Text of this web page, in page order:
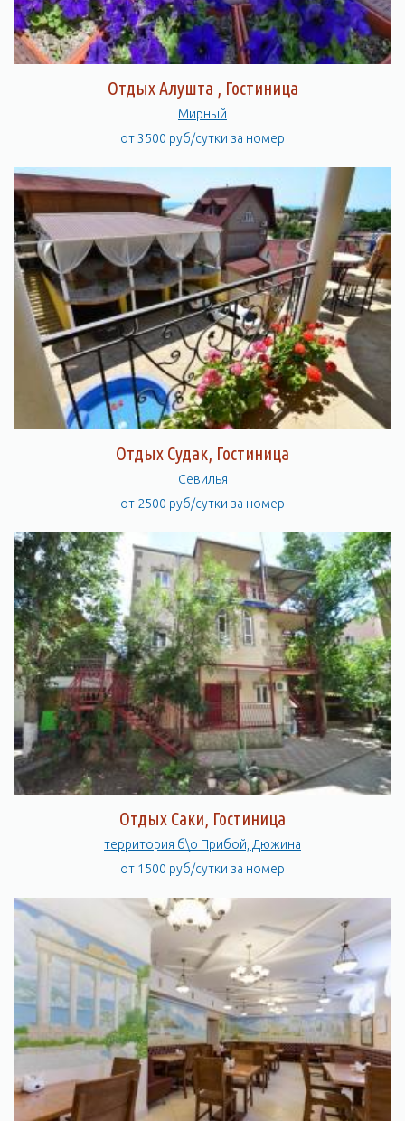
Отдых Алушта , Гостиница
Мирный
от 3500 руб/сутки за номер
Отдых Судак, Гостиница
Севилья
от 2500 руб/сутки за номер
Отдых Саки, Гостиница
территория б\о Прибой, Дюжина
от 1500 руб/сутки за номер